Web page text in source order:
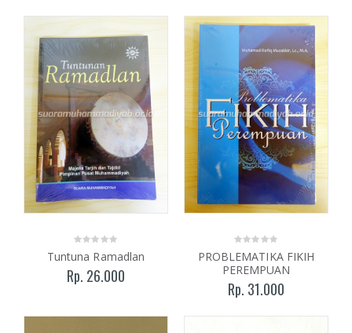
Tuntuna Ramadlan
Rp. 26.000
PROBLEMATIKA FIKIH
PEREMPUAN
Rp. 31.000